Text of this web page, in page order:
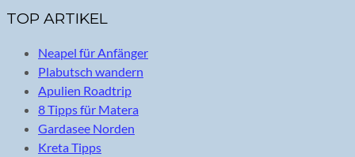
TOP ARTIKEL
Neapel für Anfänger
Plabutsch wandern
Apulien Roadtrip
8 Tipps für Matera
Gardasee Norden
Kreta Tipps